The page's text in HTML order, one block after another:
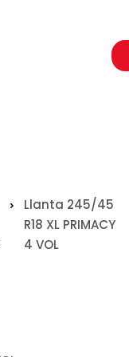
Llanta 245/45
R18 XL PRIMACY
4 VOL